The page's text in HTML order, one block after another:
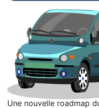
Une nouvelle roadmap